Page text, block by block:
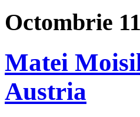
Octombrie
Matei
Austria